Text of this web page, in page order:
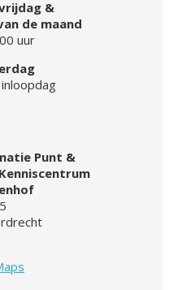
&
de maand
uur
Punt &